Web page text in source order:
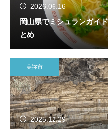
2026.06.16
岡山県でミシュランガイ
とめ
美祢市
2025.12.29